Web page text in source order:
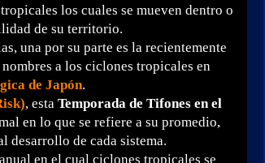
los cuales se mueven dentro o
de su territorio.
una por su parte es la recientemente
a los ciclones tropicales en
de Japón.
, esta Temporada de Tifones en el
en lo que se refiere a su promedio,
desarrollo de cada sistema.
en el cual ciclones tropicales se